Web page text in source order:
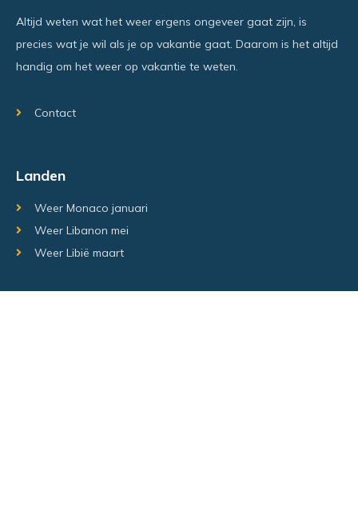
Altijd weten wat het weer ergens ongeveer gaat zijn, is
precies wat je wil als je op vakantie gaat. Daarom is het altijd
handig om het weer op vakantie te weten.
Contact
Landen
Weer Monaco januari
Weer Libanon mei
Weer Libië maart